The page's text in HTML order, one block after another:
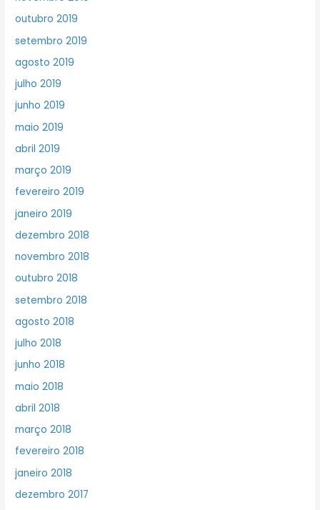
outubro 2019
setembro 2019
agosto 2019
julho 2019
junho 2019
maio 2019
abril 2019
março 2019
fevereiro 2019
janeiro 2019
dezembro 2018
novembro 2018
outubro 2018
setembro 2018
agosto 2018
julho 2018
junho 2018
maio 2018
abril 2018
março 2018
fevereiro 2018
janeiro 2018
dezembro 2017